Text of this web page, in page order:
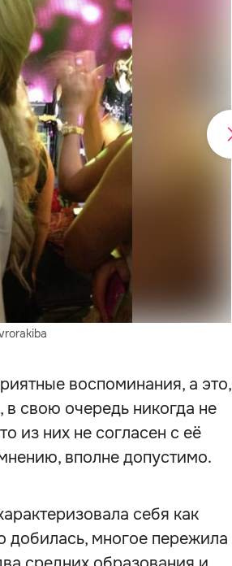
воспоминания, а это,
свою очередь никогда не
из них не согласен с её
вполне допустимо.
себя как
добилась, многое пережила